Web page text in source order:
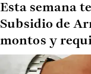
Esta semana
Subsidio de
montos y